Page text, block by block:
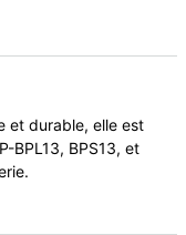
et durable, elle est
BPL13, BPS13, et